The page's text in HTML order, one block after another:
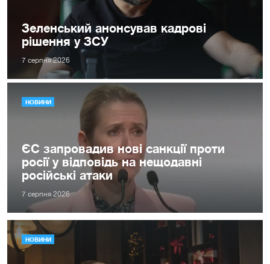
Зеленський анонсував кадрові
рішення у ЗСУ
7 серпня 2026
НОВИНИ
ЄС запровадив нові санкції проти
росії у відповідь на нещодавні
російські атаки
7 серпня 2026
НОВИНИ